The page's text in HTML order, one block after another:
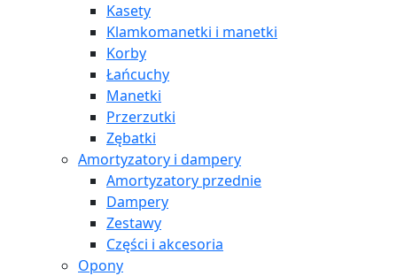
Kasety
Klamkomanetki i manetki
Korby
Łańcuchy
Manetki
Przerzutki
Zębatki
Amortyzatory i dampery
Amortyzatory przednie
Dampery
Zestawy
Części i akcesoria
Opony